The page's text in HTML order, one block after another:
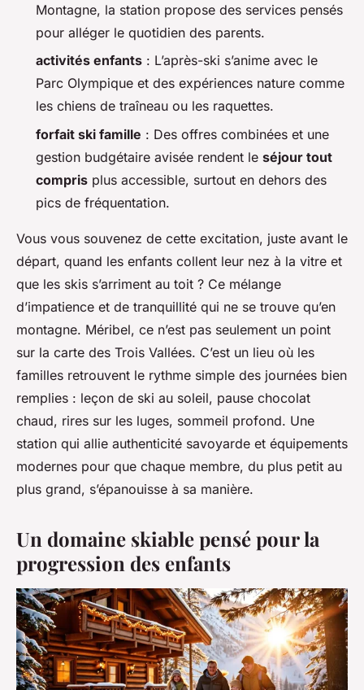
Montagne, la station propose des services pensés
pour alléger le quotidien des parents.
activités enfants : L’après-ski s’anime avec le
Parc Olympique et des expériences nature comme
les chiens de traîneau ou les raquettes.
forfait ski famille : Des offres combinées et une
gestion budgétaire avisée rendent le séjour tout
compris plus accessible, surtout en dehors des
pics de fréquentation.
Vous vous souvenez de cette excitation, juste avant le
départ, quand les enfants collent leur nez à la vitre et
que les skis s’arriment au toit ? Ce mélange
d’impatience et de tranquillité qui ne se trouve qu’en
montagne. Méribel, ce n’est pas seulement un point
sur la carte des Trois Vallées. C’est un lieu où les
familles retrouvent le rythme simple des journées bien
remplies : leçon de ski au soleil, pause chocolat
chaud, rires sur les luges, sommeil profond. Une
station qui allie authenticité savoyarde et équipements
modernes pour que chaque membre, du plus petit au
plus grand, s’épanouisse à sa manière.
Un domaine skiable pensé pour la
progression des enfants